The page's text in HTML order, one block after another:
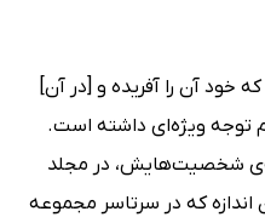
خود آن را آفریده و [در آن]
توجه ویژه‌ای داشته است.
شخصیت‌هایش، در مجلد
که در سرتاسر مجموعه